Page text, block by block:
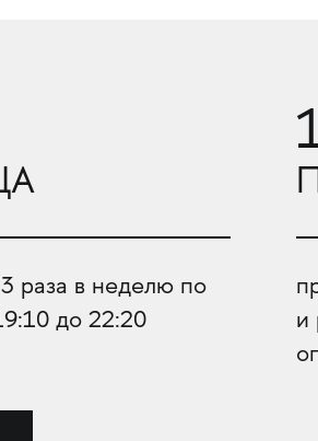
раза в неделю по
до 22:20
и